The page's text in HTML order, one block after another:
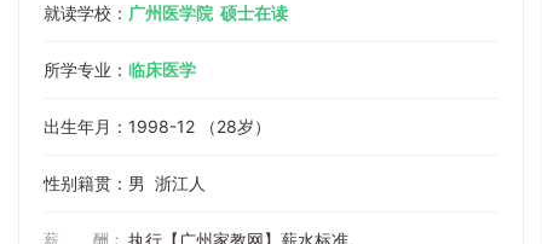
就读学校： 广州医学院 硕士在读
所学专业： 临床医学
出生年月：1998-12 （28岁）
性别籍贯：男 浙江人
薪 酬： 执行【广州家教网】薪水标准。